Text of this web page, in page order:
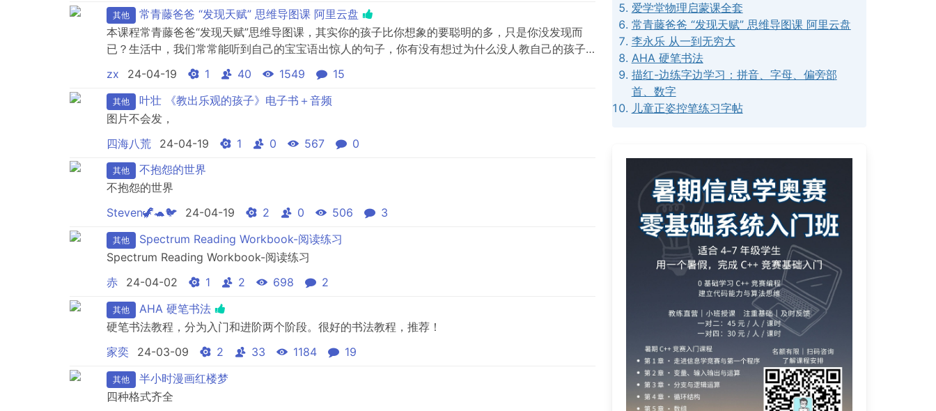
其他
常青藤爸爸 “发现天赋” 思维导图课 阿里云盘
本课程常青藤爸爸“发现天赋”思维导图课，其实你的孩子比你想象的要聪明的多，只是你没发现而
已？生活中，我们常常能听到自己的宝宝语出惊人的句子，你有没有想过为什么没人教自己的孩子
就能说出让人惊讶的话呢？那是因为每个孩子都是有天赋的，本课程主要是开发孩子的天赋，挖掘
宝宝的潜力，掌握八大思维方式，提升孩子的逻辑思考能力。课程内含有20节思维导图资料。
zx 24-04-19 1 40 1549 15
其他
叶壮 《教出乐观的孩子》电子书＋音频
图片不会发，
四海八荒
24-04-19 1 0 567 0
其他
不抱怨的世界
不抱怨的世界
Steven🦖🐢🐦
24-04-19 2 0 506 3
其他
Spectrum Reading Workbook-阅读练习
Spectrum Reading Workbook-阅读练习
赤
24-04-02 1 2 698 2
其他
AHA 硬笔书法
硬笔书法教程，分为入门和进阶两个阶段。很好的书法教程，推荐！
家奕
24-03-09 2 33 1184 19
其他
半小时漫画红楼梦
四种格式齐全
爱学堂物理启蒙课全套
常青藤爸爸 “发现天赋” 思维导图课 阿里云盘
李永乐 从一到无穷大
AHA 硬笔书法
描红-边练字边学习：拼音、字母、偏旁部
首、数字
儿童正姿控笔练习字帖